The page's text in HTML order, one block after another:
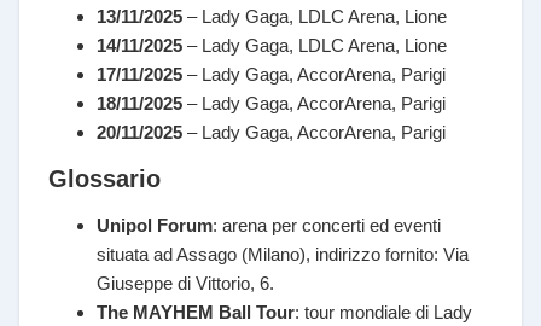
13/11/2025 – Lady Gaga, LDLC Arena, Lione
14/11/2025 – Lady Gaga, LDLC Arena, Lione
17/11/2025 – Lady Gaga, AccorArena, Parigi
18/11/2025 – Lady Gaga, AccorArena, Parigi
20/11/2025 – Lady Gaga, AccorArena, Parigi
Glossario
Unipol Forum: arena per concerti ed eventi
situata ad Assago (Milano), indirizzo fornito: Via
Giuseppe di Vittorio, 6.
The MAYHEM Ball Tour: tour mondiale di Lady